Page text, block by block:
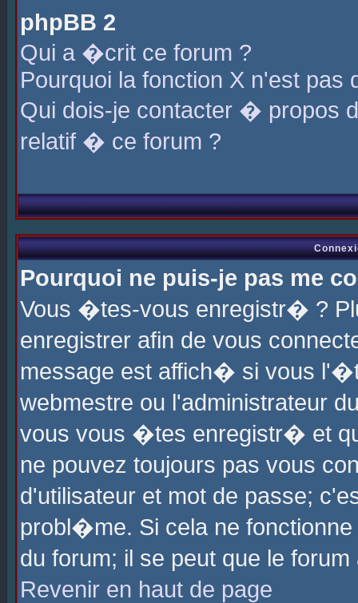
phpBB 2
Qui a �crit ce forum ?
Pourquoi la fonction X n'est pas
Qui dois-je contacter � propos
relatif � ce forum ?
Pourquoi ne puis-je pas me
Vous �tes-vous enregistr� ?
enregistrer afin de vous
message est affich� si vous
webmestre ou l'administrateur
vous vous �tes enregistr� et
ne pouvez toujours pas vous
d'utilisateur et mot de passe;
probl�me. Si cela ne
du forum; il se peut que le
Revenir en haut de page